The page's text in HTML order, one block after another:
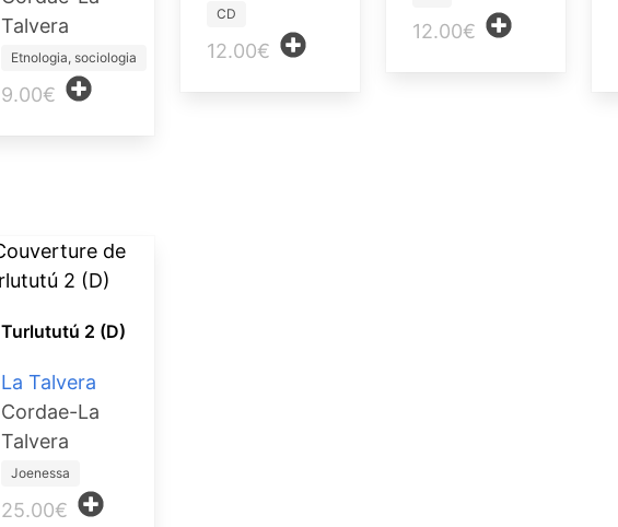
Talvera
Etnologia, sociologia
9.00€
CD
12.00€
12.00€
Turlututú 2 (D)
La Talvera
Cordae-La
Talvera
Joenessa
25.00€